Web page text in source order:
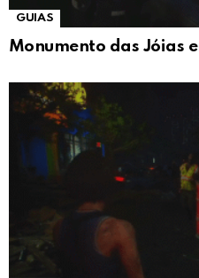
GUIAS
Monumento das Jóias